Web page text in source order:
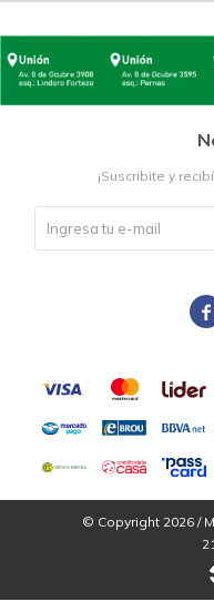
¡Suscribite y

© Copyright 2026 /